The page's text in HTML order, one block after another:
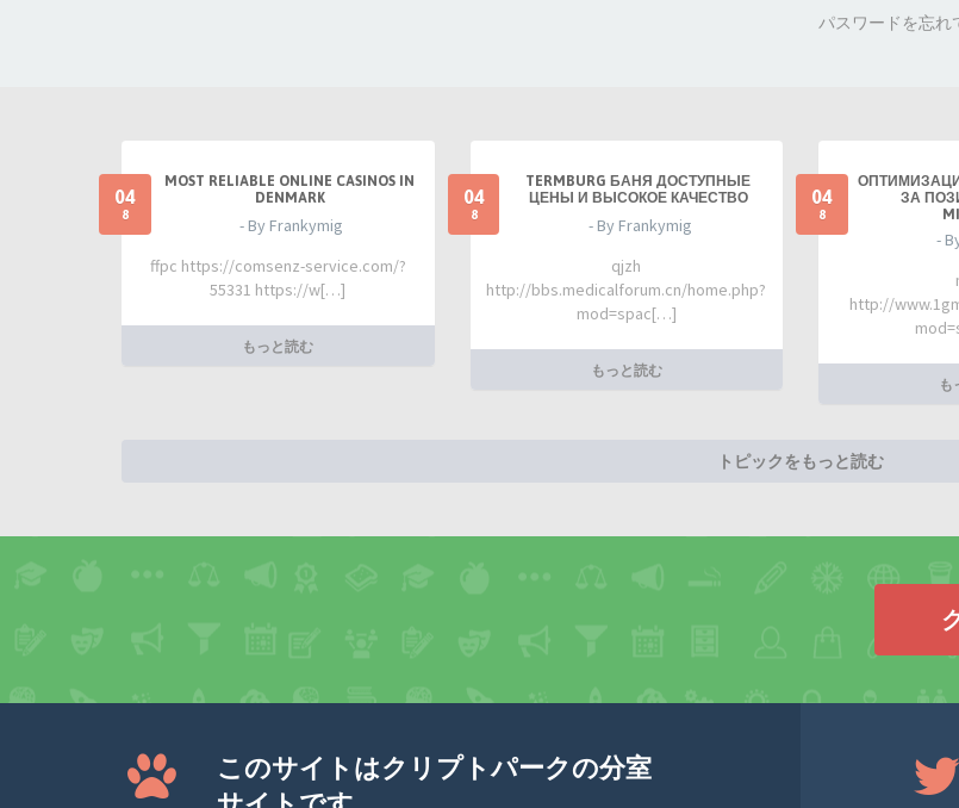
パスワードを忘れ
04
8
MOST RELIABLE ONLINE CASINOS IN
DENMARK
- By Frankymig
ffpc https://comsenz-service.com/?
55331 https://w[…]
もっと読む
04
8
TERMBURG БАНЯ ДОСТУПНЫЕ
ЦЕНЫ И ВЫСОКОЕ КАЧЕСТВО
- By Frankymig
qjzh
http://bbs.medicalforum.cn/home.php?
mod=spac[…]
もっと読む
04
8
ЗА
-
http://
も
トピックをもっと読む
このサイトはクリプトパークの分室